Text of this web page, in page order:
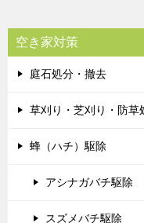
空き家対策
庭石処分・撤去
草刈り・芝刈り・防草
蜂（ハチ）駆除
アシナガバチ駆除
スズメバチ駆除